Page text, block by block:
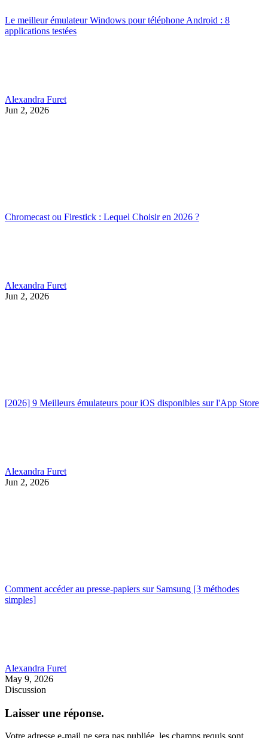
Le meilleur émulateur Windows pour téléphone Android : 8
applications testées
Alexandra Furet
Jun 2, 2026
Chromecast ou Firestick : Lequel Choisir en 2026 ?
Alexandra Furet
Jun 2, 2026
[2026] 9 Meilleurs émulateurs pour iOS disponibles sur l'App Store
Alexandra Furet
Jun 2, 2026
Comment accéder au presse-papiers sur Samsung [3 méthodes
simples]
Alexandra Furet
May 9, 2026
Discussion
Laisser une réponse.